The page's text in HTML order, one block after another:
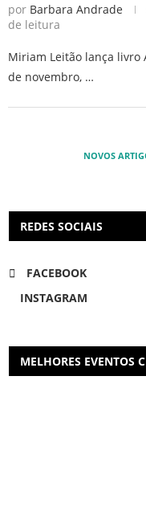
por Barbara Andrade
de leitura
Miriam Leitão lança livro
de novembro, …
NOVOS
REDES SOCIAIS
FACEBOOK
INSTAGRAM
MELHORES EVENTOS